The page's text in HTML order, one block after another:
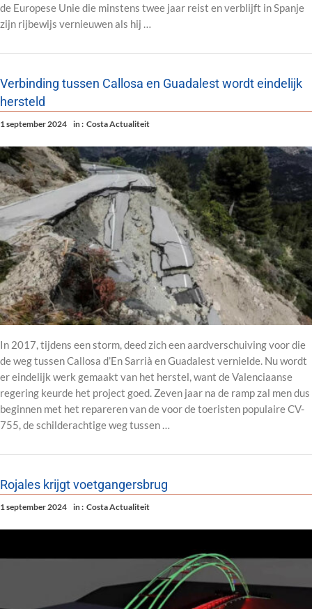
de Europese Unie die minstens twee jaar reist en verblijft in Spanje
zijn rijbewijs vernieuwen als hij …
Verbinding tussen Callosa en Guadalest wordt eindelijk
hersteld
1 september 2024 in : Costa Actualiteit
In 2017, tijdens een storm, deed zich een aardverschuiving voor die
de weg tussen Callosa d’En Sarrià en Guadalest vernielde. Nu wordt
er eindelijk werk gemaakt van het herstel, want de Valenciaanse
regering keurde het project goed. Zeven jaar na de ramp zal men dus
beginnen met het repareren van de voor de toeristen populaire CV-
755, de schilderachtige weg tussen …
Rojales krijgt voetgangersbrug
1 september 2024 in : Costa Actualiteit